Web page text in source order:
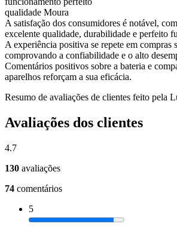
qualidade Moura
A satisfação dos consumidores é notável,
excelente qualidade, durabilidade e perfeito
A experiência positiva se repete em compras
comprovando a confiabilidade e o alto
Comentários positivos sobre a bateria e
aparelhos reforçam a sua eficácia.
Resumo de avaliações de clientes feito pela
Avaliações dos clientes
4.7
130 avaliações
74 comentários
5